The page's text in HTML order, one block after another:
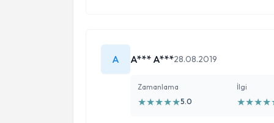
A A*** A***28.08.2019
Zamanlama
★★★★★5.0
İlgi
★★★★